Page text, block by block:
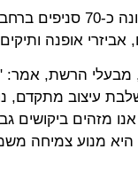
מהרשת, המונה כ-
אביזרי אופנה
מבעלי הרשת, אמר:
עיצוב מתקדם,
מזהים ביקושים
היא מנוע צמיחה